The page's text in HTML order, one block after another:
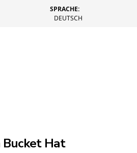
SPRACHE:
DEUTSCH
Bucket Hat